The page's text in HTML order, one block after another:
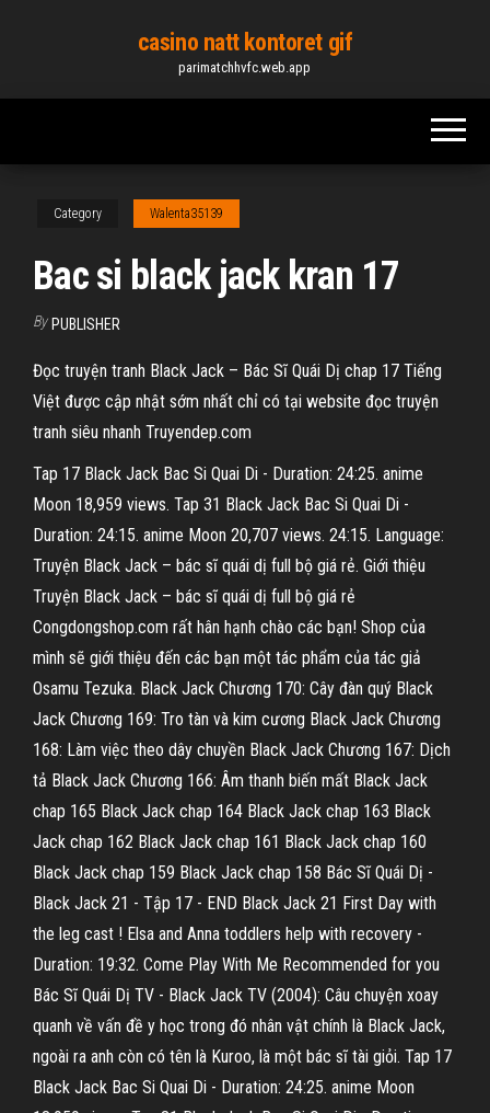
content
casino natt kontoret gif
parimatchhvfc.web.app
Category Walenta35139
Bac si black jack kran 17
By PUBLISHER
Đọc truyện tranh Black Jack – Bác Sĩ Quái Dị chap 17 Tiếng
Việt được cập nhật sớm nhất chỉ có tại website đọc truyện
tranh siêu nhanh Truyendep.com
Tap 17 Black Jack Bac Si Quai Di - Duration: 24:25. anime
Moon 18,959 views. Tap 31 Black Jack Bac Si Quai Di -
Duration: 24:15. anime Moon 20,707 views. 24:15. Language:
Truyện Black Jack – bác sĩ quái dị full bộ giá rẻ. Giới thiệu
Truyện Black Jack – bác sĩ quái dị full bộ giá rẻ
Congdongshop.com rất hân hạnh chào các bạn! Shop của
mình sẽ giới thiệu đến các bạn một tác phẩm của tác giả
Osamu Tezuka. Black Jack Chương 170: Cây đàn quý Black
Jack Chương 169: Tro tàn và kim cương Black Jack Chương
168: Làm việc theo dây chuyền Black Jack Chương 167: Dịch
tả Black Jack Chương 166: Âm thanh biến mất Black Jack
chap 165 Black Jack chap 164 Black Jack chap 163 Black
Jack chap 162 Black Jack chap 161 Black Jack chap 160
Black Jack chap 159 Black Jack chap 158 Bác Sĩ Quái Dị -
Black Jack 21 - Tập 17 - END Black Jack 21 First Day with
the leg cast ! Elsa and Anna toddlers help with recovery -
Duration: 19:32. Come Play With Me Recommended for you
Bác Sĩ Quái Dị TV - Black Jack TV (2004): Câu chuyện xoay
quanh về vấn đề y học trong đó nhân vật chính là Black Jack,
ngoài ra anh còn có tên là Kuroo, là một bác sĩ tài giỏi. Tap 17
Black Jack Bac Si Quai Di - Duration: 24:25. anime Moon